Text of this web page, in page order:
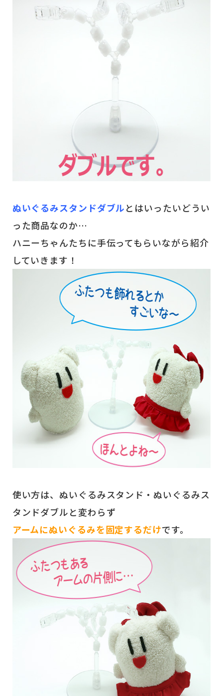
ぬいぐるみスタンドダブルとはいったいどうい
った商品なのか…
ハニーちゃんたちに手伝ってもらいながら紹介
していきます！
使い方は、ぬいぐるみスタンド・ぬいぐるみス
タンドダブルと変わらず
アームにぬいぐるみを固定するだけです。